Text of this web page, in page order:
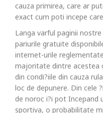
cauza primirea, care ar
exact cum poti incepe
Langa varful paginii
pariurile gratuite
internet-urile
majoritate dintre acestea
din condi?iile din cauza
loc de depunere. Din cele
de noroc i?i pot Incepand
sportiva, o probabilitate